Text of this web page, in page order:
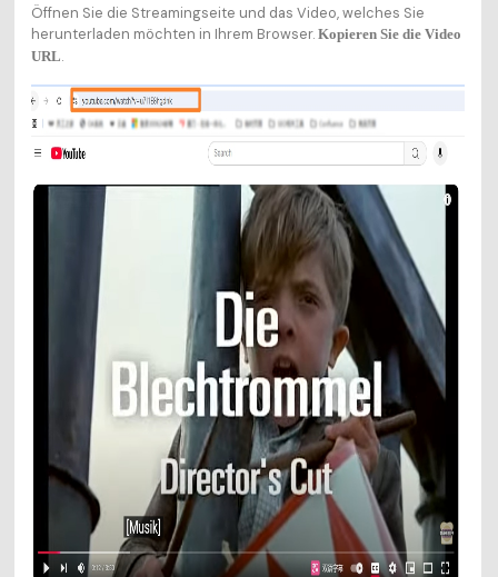
Öffnen Sie die Streamingseite und das Video, welches Sie
herunterladen möchten in Ihrem Browser. Kopieren Sie die Video
URL.